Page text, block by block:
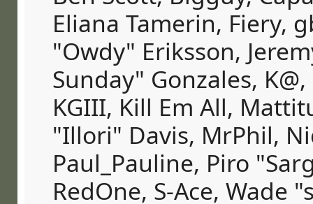
Eliana Tamerin, Fiery,
"Owdy" Eriksson,
Sunday" Gonzales,
KGIII, Kill Em All,
"Illori" Davis, MrPhil,
Paul_Pauline, Piro
RedOne, S-Ace, Wade